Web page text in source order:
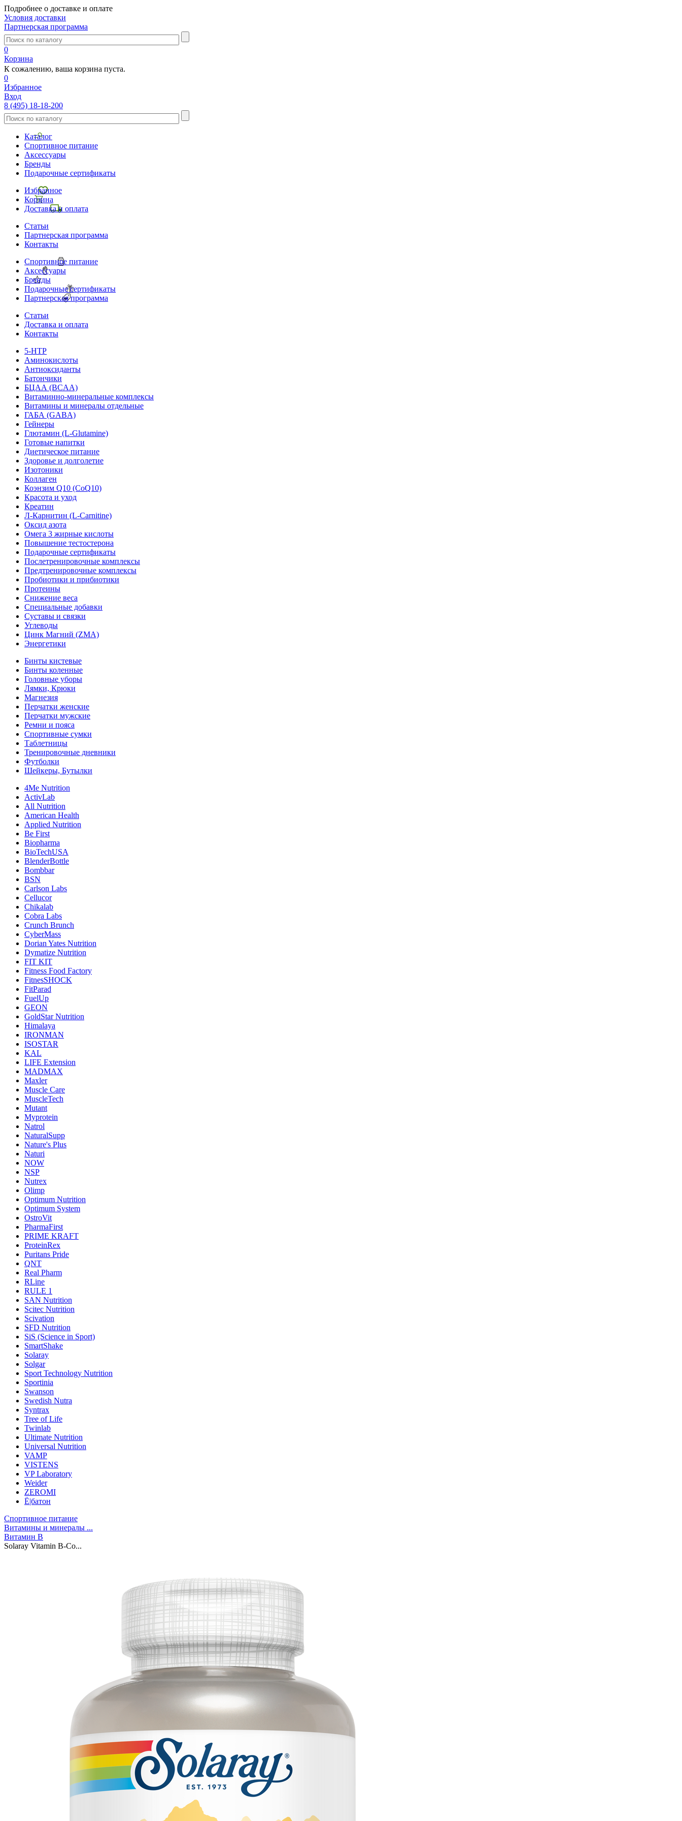
Подробнее о доставке и оплате
Условия доставки
Партнерская программа
0
Корзина
К сожалению, ваша корзина пуста.
0
Избранное
Вход
8 (495) 18-18-200
Каталог
Спортивное питание
Аксессуары
Бренды
Подарочные сертификаты
Избранное
Корзина
Доставка и оплата
Статьи
Партнерская программа
Контакты
Спортивное питание
Аксессуары
Бренды
Подарочные сертификаты
Партнерская программа
Статьи
Доставка и оплата
Контакты
5-HTP
Аминокислоты
Антиоксиданты
Батончики
БЦАА (BCAA)
Витаминно-минеральные комплексы
Витамины и минералы отдельные
ГАБА (GABA)
Гейнеры
Глютамин (L-Glutamine)
Готовые напитки
Диетическое питание
Здоровье и долголетие
Изотоники
Коллаген
Коэнзим Q10 (CoQ10)
Красота и уход
Креатин
Л-Карнитин (L-Сarnitine)
Оксид азота
Омега 3 жирные кислоты
Повышение тестостерона
Подарочные сертификаты
Послетренировочные комплексы
Предтренировочные комплексы
Пробиотики и прибиотики
Протеины
Снижение веса
Специальные добавки
Суставы и связки
Углеводы
Цинк Магний (ZMA)
Энергетики
Бинты кистевые
Бинты коленные
Головные уборы
Лямки, Крюки
Магнезия
Перчатки женские
Перчатки мужские
Ремни и пояса
Спортивные сумки
Таблетницы
Тренировочные дневники
Футболки
Шейкеры, Бутылки
4Me Nutrition
ActivLab
All Nutrition
American Health
Applied Nutrition
Be First
Biopharma
BioTechUSA
BlenderBottle
Bombbar
BSN
Carlson Labs
Cellucor
Chikalab
Cobra Labs
Crunch Brunch
CyberMass
Dorian Yates Nutrition
Dymatize Nutrition
FIT KIT
Fitness Food Factory
FitnesSHOCK
FitParad
FuelUp
GEON
GoldStar Nutrition
Himalaya
IRONMAN
ISOSTAR
KAL
LIFE Extension
MADMAX
Maxler
Muscle Care
MuscleTech
Mutant
Myprotein
Natrol
NaturalSupp
Nature's Plus
Naturi
NOW
NSP
Nutrex
Olimp
Optimum Nutrition
Optimum System
OstroVit
PharmaFirst
PRIME KRAFT
ProteinRex
Puritans Pride
QNT
Real Pharm
RLine
RULE 1
SAN Nutrition
Scitec Nutrition
Scivation
SFD Nutrition
SiS (Science in Sport)
SmartShake
Solaray
Solgar
Sport Technology Nutrition
Sportinia
Swanson
Swedish Nutra
Syntrax
Tree of Life
Twinlab
Ultimate Nutrition
Universal Nutrition
VAMP
VISTENS
VP Laboratory
Weider
ZEROMI
Ё|батон
Спортивное питание
Витамины и минералы ...
Витамин B
Solaray Vitamin B-Co...